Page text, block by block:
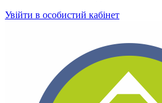
Увійти в особистий кабінет